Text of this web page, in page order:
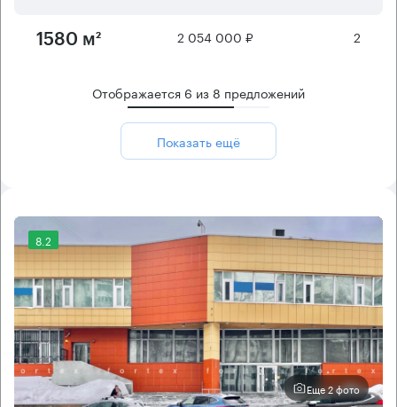
1580 м² 2 054 000 ₽ 2
Отображается 6 из 8 предложений
Показать ещё
8.2
Еще 2 фото